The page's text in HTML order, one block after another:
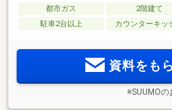
都市ガス 2階建て
駐車2台以上
カウンターキッ
資料をも
※SUUMO